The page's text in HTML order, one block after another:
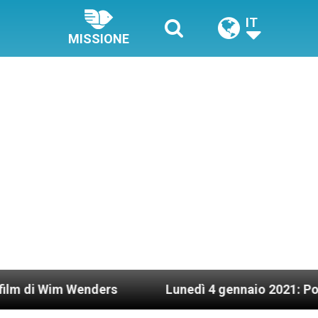
MISSIONE
IT
Lunedì 4 gennaio 2021: Possesso